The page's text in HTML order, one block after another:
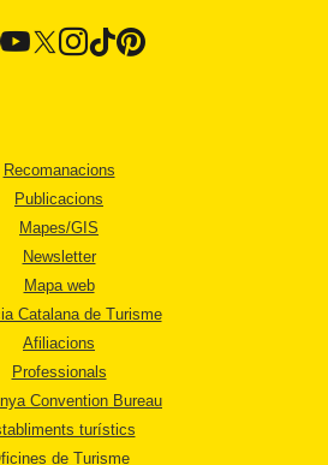
Recomanacions
Publicacions
Mapes/GIS
Newsletter
Mapa web
Catalana de Turisme
Afiliacions
Professionals
Convention Bureau
turístics
de Turisme